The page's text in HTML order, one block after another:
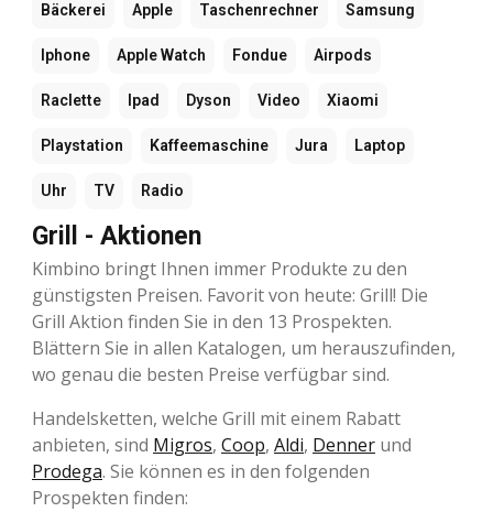
Bäckerei Apple Taschenrechner Samsung
Iphone Apple Watch Fondue Airpods
Raclette Ipad Dyson Video Xiaomi
Playstation Kaffeemaschine Jura Laptop
Uhr TV Radio
Grill - Aktionen
Kimbino bringt Ihnen immer Produkte zu den
günstigsten Preisen. Favorit von heute: Grill! Die
Grill Aktion finden Sie in den 13 Prospekten.
Blättern Sie in allen Katalogen, um herauszufinden,
wo genau die besten Preise verfügbar sind.
Handelsketten, welche Grill mit einem Rabatt
anbieten, sind Migros, Coop, Aldi, Denner und
Prodega. Sie können es in den folgenden
Prospekten finden: